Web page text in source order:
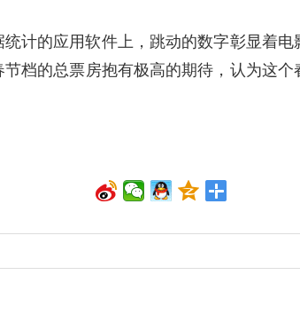
计的应用软件上，跳动的数字彰显着电
档的总票房抱有极高的期待，认为这个